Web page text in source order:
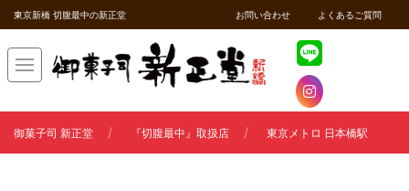
東京新橋 切腹最中の新正堂 お問い合わせ よくあるご質問
御菓子司 新正堂 『切腹最中』取扱店 東京メトロ 日本橋駅